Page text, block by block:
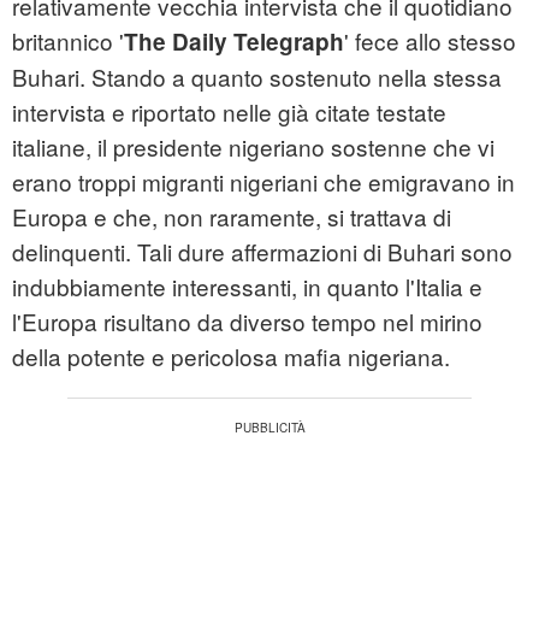
britannico 'The Daily Telegraph' fece allo stesso
Buhari. Stando a quanto sostenuto nella stessa
intervista e riportato nelle già citate testate
italiane, il presidente nigeriano sostenne che vi
erano troppi migranti nigeriani che emigravano in
Europa e che, non raramente, si trattava di
delinquenti. Tali dure affermazioni di Buhari sono
indubbiamente interessanti, in quanto l'Italia e
l'Europa risultano da diverso tempo nel mirino
della potente e pericolosa mafia nigeriana.